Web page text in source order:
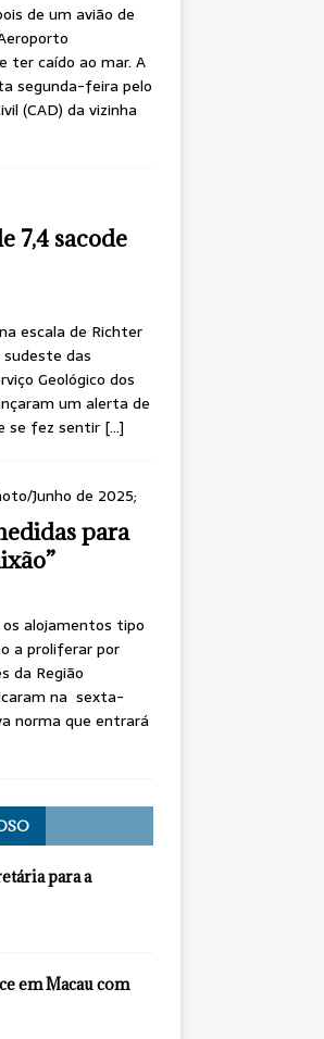
de um avião de
ter caído ao mar. A
segunda-feira pelo
(CAD) da vizinha
7,4 sacode
escala de Richter
das
Geológico dos
um alerta de
se fez sentir […]
para
alojamentos tipo
a proliferar por
da Região
na sexta-
norma que entrará
para a
em Macau com